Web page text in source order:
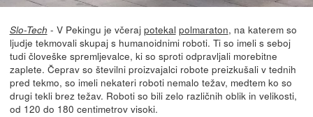
Slo-Tech - V Pekingu je včeraj potekal polmaraton, na katerem so
ljudje tekmovali skupaj s humanoidnimi roboti. Ti so imeli s seboj
tudi človeške spremljevalce, ki so sproti odpravljali morebitne
zaplete. Čeprav so številni proizvajalci robote preizkušali v tednih
pred tekmo, so imeli nekateri roboti nemalo težav, medtem ko so
drugi tekli brez težav. Roboti so bili zelo različnih oblik in velikosti,
od 120 do 180 centimetrov visoki.